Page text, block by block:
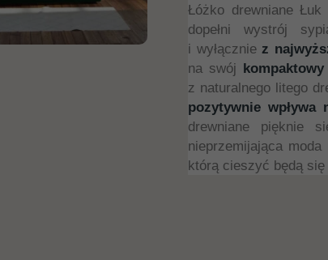
Łóżko drewniane
dopełni wystrój
i wyłącznie z
na swój
z naturalnego litego
pozytywnie wpływa
drewniane pięknie
nieprzemijająca
którą cieszyć będą